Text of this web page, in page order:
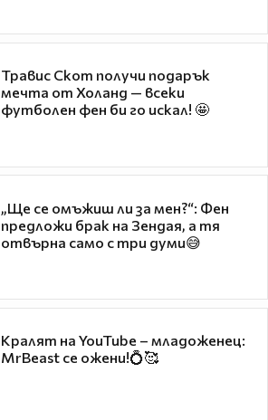
Травис Скот получи подарък
мечта от Холанд — всеки
футболен фен би го искал! 🤩
„Ще се омъжиш ли за мен?“: Фен
предложи брак на Зендая, а тя
отвърна само с три думи😅
Кралят на YouTube – младоженец:
MrBeast се ожени!💍🥰